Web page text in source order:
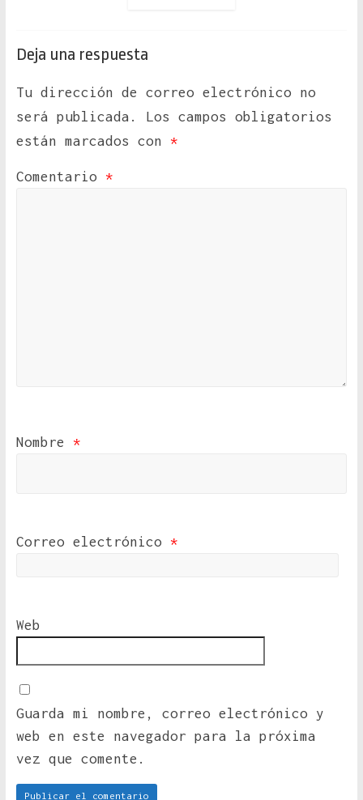
Deja una respuesta
Tu dirección de correo electrónico no
será publicada.
Los campos obligatorios
están marcados con *
Comentario *
Nombre *
Correo electrónico *
Web
Guarda mi nombre, correo electrónico y
web en este navegador para la próxima
vez que comente.